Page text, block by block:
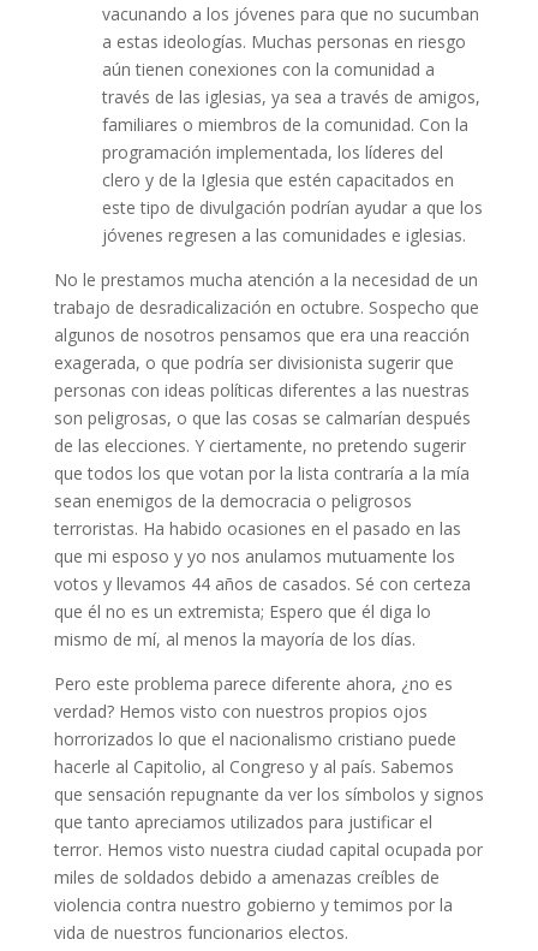
vacunando a los jóvenes para que no sucumban
a estas ideologías. Muchas personas en riesgo
aún tienen conexiones con la comunidad a
través de las iglesias, ya sea a través de amigos,
familiares o miembros de la comunidad. Con la
programación implementada, los líderes del
clero y de la Iglesia que estén capacitados en
este tipo de divulgación podrían ayudar a que los
jóvenes regresen a las comunidades e iglesias.
No le prestamos mucha atención a la necesidad de un
trabajo de desradicalización en octubre. Sospecho que
algunos de nosotros pensamos que era una reacción
exagerada, o que podría ser divisionista sugerir que
personas con ideas políticas diferentes a las nuestras
son peligrosas, o que las cosas se calmarían después
de las elecciones. Y ciertamente, no pretendo sugerir
que todos los que votan por la lista contraría a la mía
sean enemigos de la democracia o peligrosos
terroristas. Ha habido ocasiones en el pasado en las
que mi esposo y yo nos anulamos mutuamente los
votos y llevamos 44 años de casados. Sé con certeza
que él no es un extremista; Espero que él diga lo
mismo de mí, al menos la mayoría de los días.
Pero este problema parece diferente ahora, ¿no es
verdad? Hemos visto con nuestros propios ojos
horrorizados lo que el nacionalismo cristiano puede
hacerle al Capitolio, al Congreso y al país. Sabemos
que sensación repugnante da ver los símbolos y signos
que tanto apreciamos utilizados para justificar el
terror. Hemos visto nuestra ciudad capital ocupada por
miles de soldados debido a amenazas creíbles de
violencia contra nuestro gobierno y temimos por la
vida de nuestros funcionarios electos.